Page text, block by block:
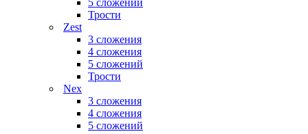
5 сложений
Трости
Zest
3 сложения
4 сложения
5 сложений
Трости
Nex
3 сложения
4 сложения
5 сложений